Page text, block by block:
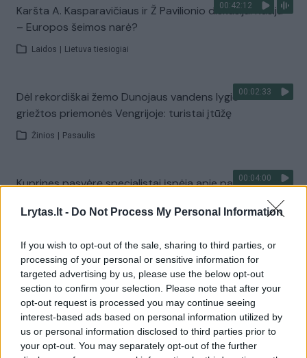
Lrytas.lt - Do Not Process My Personal Information
If you wish to opt-out of the sale, sharing to third parties, or
processing of your personal or sensitive information for
targeted advertising by us, please use the below opt-out
section to confirm your selection. Please note that after your
opt-out request is processed you may continue seeing
interest-based ads based on personal information utilized by
us or personal information disclosed to third parties prior to
your opt-out. You may separately opt-out of the further
00:42:12
Karšta A. Kasparavičiaus ir Ž Pavilionio diskusija: Rusija
– Europos šeimos narė?
Laidos Lietuva tiesiogiai
00:02:33
Dėl rekordiškai žemo Dunojaus vandens lygio –
griežtos priemonės Vengrijoje: turistai įtūžę
Žinios Pasaulis
00:04:00
Kuprines pasvėrę specialistai įspėja apie pavojingą
Visi įrašai
Žiūrimiausi įrašai